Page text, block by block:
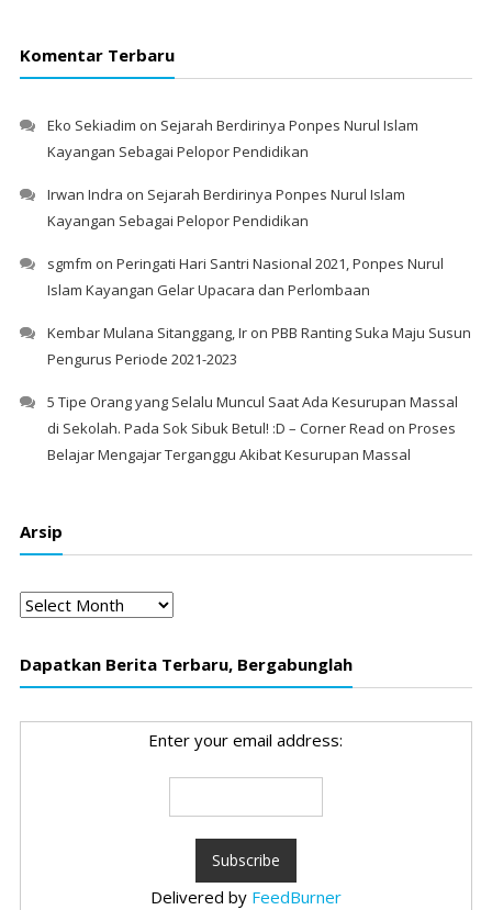
Komentar Terbaru
Eko Sekiadim on Sejarah Berdirinya Ponpes Nurul Islam
Kayangan Sebagai Pelopor Pendidikan
Irwan Indra on Sejarah Berdirinya Ponpes Nurul Islam
Kayangan Sebagai Pelopor Pendidikan
sgmfm on Peringati Hari Santri Nasional 2021, Ponpes Nurul
Islam Kayangan Gelar Upacara dan Perlombaan
Kembar Mulana Sitanggang, Iron PBB Ranting Suka Maju Susun
Pengurus Periode 2021-2023
5 Tipe Orang yang Selalu Muncul Saat Ada Kesurupan Massal
di Sekolah. Pada Sok Sibuk Betul! :D – Corner Read on Proses
Belajar Mengajar Terganggu Akibat Kesurupan Massal
Arsip
Arsip
Dapatkan Berita Terbaru, Bergabunglah
Enter your email address:
Delivered by FeedBurner